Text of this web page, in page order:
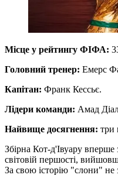
Місце у рейтингу ФІФА:
Головний тренер: Емерс
Капітан: Франк Кессьє.
Лідери команди: Амад
Найвище досягнення: три
Збірна Кот-д'Івуару вперше
світовій першості,
За свою історію "слони"